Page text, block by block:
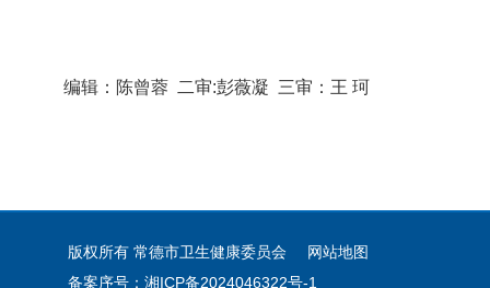
编辑：陈曾蓉 二审:彭薇凝 三审：王 珂
版权所有 常德市卫生健康委员会
网站地图
备案序号：湘ICP备2024046322号-1